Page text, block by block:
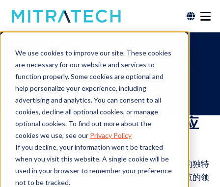
We use cookies to improve our site. These cookies
are necessary for our website and services to
function properly. Some cookies are optional and
help personalize your experience, including
advertising and analytics. You can consent to all
cookies, decline all optional cookies, or manage
optional cookies. To find out more about the
cookies we use, see our Privacy Policy
If you decline, your information won’t be tracked
when you visit this website. A single cookie will be
used in your browser to remember your preference
not to be tracked.
行业解决方案
为您的行业量身打造，内嵌管理级人工智能，为下一步发展
而设计。
探索解决方案
一个合作伙伴。无限的行业应
用案例。
Mitratech 提供的解决方案旨在应对您所在行业的独特
挑战--无论您是在医疗保健或金融服务等高度规范的领